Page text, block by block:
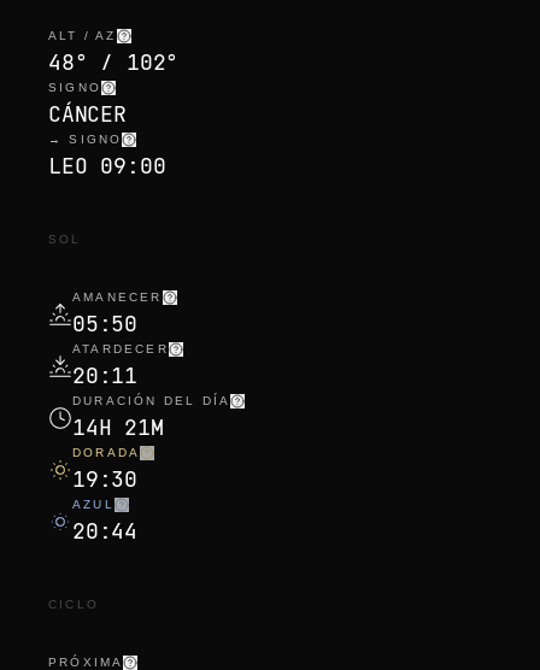
ALT / AZ
48° / 102°
SIGNO
CÁNCER
→ SIGNO
LEO 09:00
SOL
AMANECER
05:50
ATARDECER
20:11
DURACIÓN DEL DÍA
14H 21M
DORADA
19:30
AZUL
20:44
CICLO
PRÓXIMA